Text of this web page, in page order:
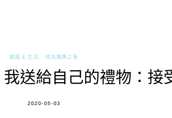
婚姻 & 生活 成為媽媽之後
送給自己的禮物：接
POSTED
2020-05-03